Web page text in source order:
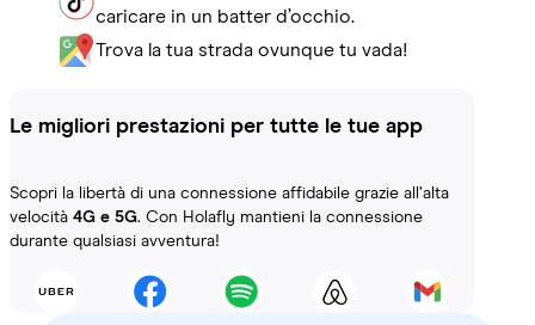
caricare in un batter d’occhio.
Trova la tua strada ovunque tu vada!
Le migliori prestazioni per tutte le tue app
Scopri la libertà di una connessione affidabile grazie all’alta
velocità 4G e 5G. Con Holafly mantieni la connessione
durante qualsiasi avventura!